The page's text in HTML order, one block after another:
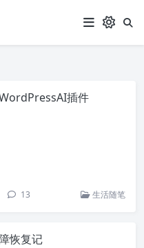
插件
13 生活随笔
恢复记